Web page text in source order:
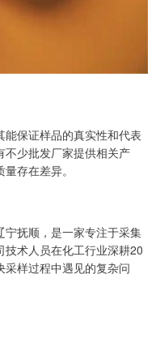
保证样品的真实性和代表
不少批发厂家提供相关产
存在差异。
抚顺，是一家专注于采集
术人员在化工行业深耕20
样过程中遇见的复杂问